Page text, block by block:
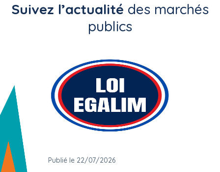
Suivez l’actualité des marchés
publics
Publié le 22/07/2026